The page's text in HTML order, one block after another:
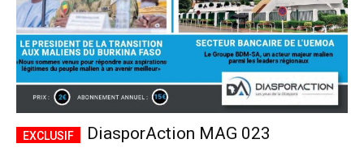
DiasporAction MAG 023